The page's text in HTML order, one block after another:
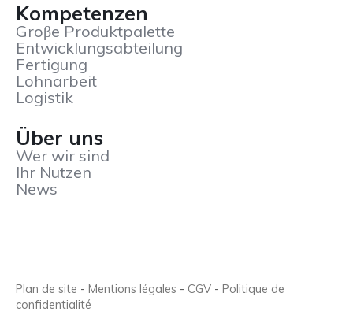
Kompetenzen
Groβe Produktpalette
Entwicklungsabteilung
Fertigung
Lohnarbeit
Logistik
Über uns
Wer wir sind
Ihr Nutzen
News
Plan de site - Mentions légales - CGV - Politique de
confidentialité